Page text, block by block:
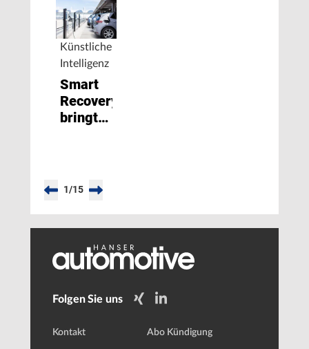
Künstliche
Intelligenz
Smart
Recovery
bringt
online
1/15
Folgen Sie uns
Kontakt Abo Kündigung